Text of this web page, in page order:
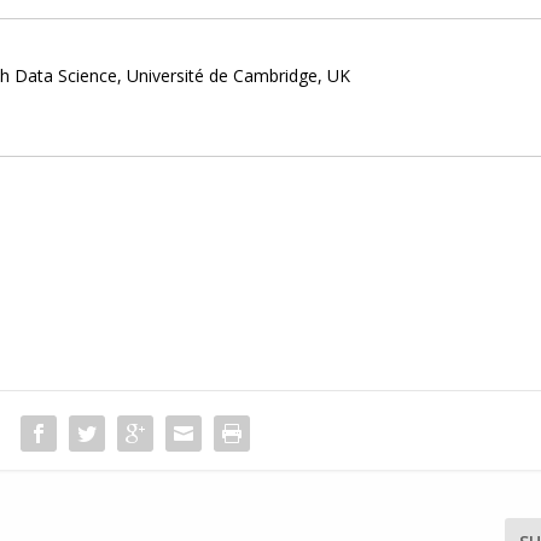
Data Science, Université de Cambridge, UK